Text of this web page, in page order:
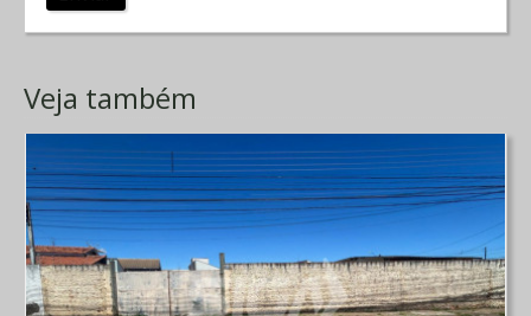
Veja também